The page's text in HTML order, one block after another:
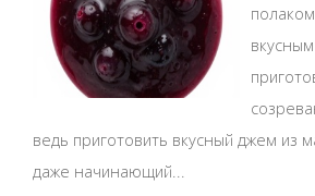
ведь приготовить вкусный джем из
даже начинающий...